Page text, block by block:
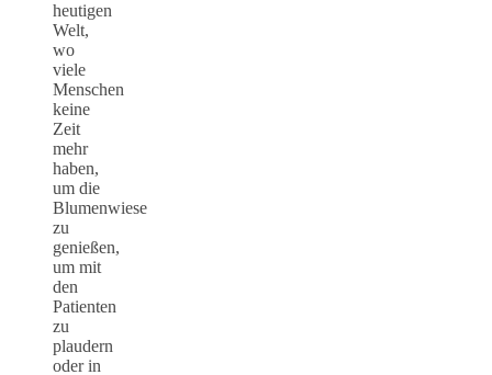
heutigen
Welt,
wo
viele
Menschen
keine
Zeit
mehr
haben,
um die
Blumenwiese
zu
genießen,
um mit
den
Patienten
zu
plaudern
oder in